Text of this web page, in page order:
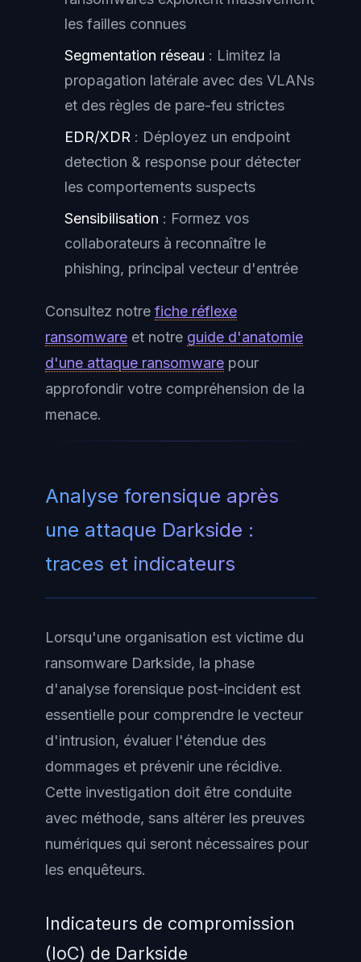
les failles connues
Segmentation réseau : Limitez la
propagation latérale avec des VLANs
et des règles de pare-feu strictes
EDR/XDR : Déployez un endpoint
detection & response pour détecter
les comportements suspects
Sensibilisation : Formez vos
collaborateurs à reconnaître le
phishing, principal vecteur d'entrée
Consultez notre fiche réflexe
ransomware et notre guide d'anatomie
d'une attaque ransomware pour
approfondir votre compréhension de la
menace.
Analyse forensique après
une attaque Darkside :
traces et indicateurs
Lorsqu'une organisation est victime du
ransomware Darkside, la phase
d'analyse forensique post-incident est
essentielle pour comprendre le vecteur
d'intrusion, évaluer l'étendue des
dommages et prévenir une récidive.
Cette investigation doit être conduite
avec méthode, sans altérer les preuves
numériques qui seront nécessaires pour
les enquêteurs.
Indicateurs de compromission
(IoC) de Darkside